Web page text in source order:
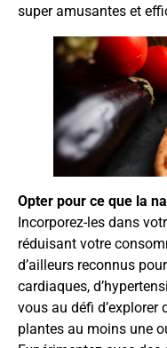
super amusantes et
Opter pour ce que la
Incorporez-les dans
réduisant votre
d’ailleurs reconnus
cardiaques,
vous au défi d’explorer
plantes au moins une